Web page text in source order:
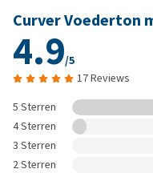
Curver Voederton
4.9/5
17 Reviews
5 Sterren
4 Sterren
3 Sterren
2 Sterren